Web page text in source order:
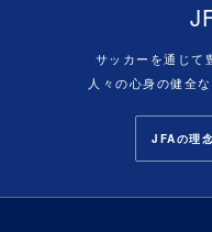
サッカーを通じて
人々の心身の健全
JFAの理